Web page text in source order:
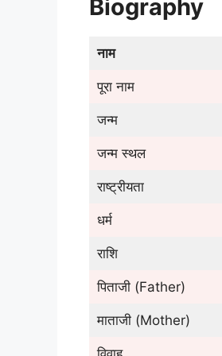
Biography
नाम
पूरा नाम
जन्म
जन्म स्थल
राष्ट्रीयता
धर्म
राशि
पिताजी (Father)
माताजी (Mother)